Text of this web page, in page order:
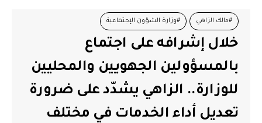
#مالك الزاهي #وزارة الشؤون الإجتماعية
خلال إشرافه على اجتماع
بالمسؤولين الجهويين والمحليين
للوزارة.. الزاهي يشدّد على ضرورة
تعديل أداء الخدمات في مختلف